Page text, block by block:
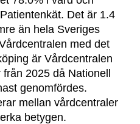
Det är 1.4
än hela Sveriges
med det
är Vårdcentralen
2025 då Nationell
genomfördes.
mellan vårdcentraler
betygen.